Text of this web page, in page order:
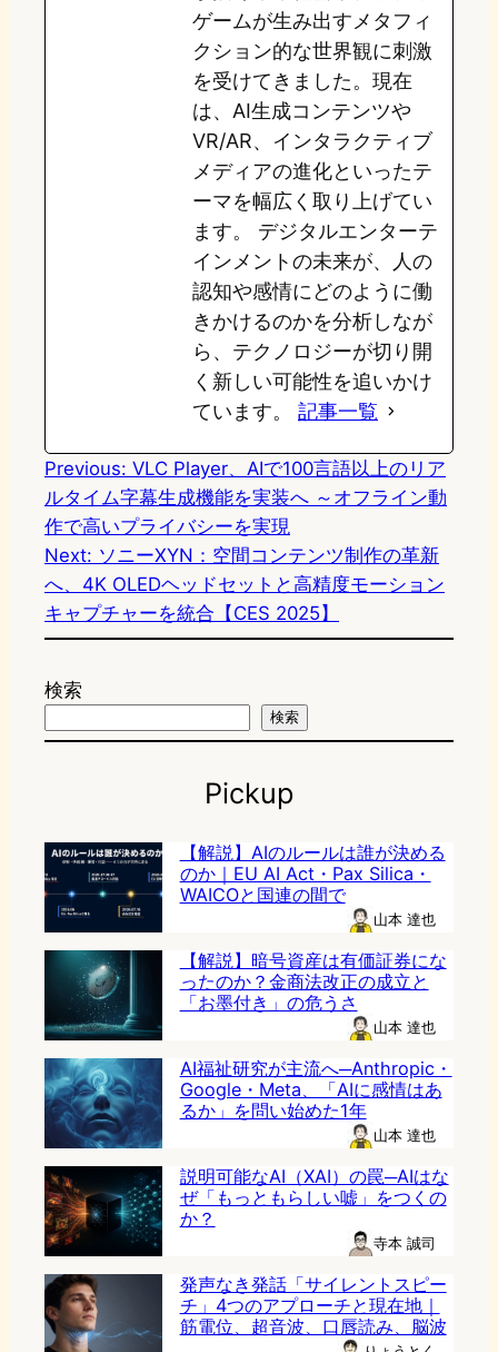
ゲームが生み出すメタフィ
クション的な世界観に刺激
を受けてきました。現在
は、AI生成コンテンツや
VR/AR、インタラクティブ
メディアの進化といったテ
ーマを幅広く取り上げてい
ます。 デジタルエンターテ
インメントの未来が、人の
認知や感情にどのように働
きかけるのかを分析しなが
ら、テクノロジーが切り開
く新しい可能性を追いかけ
ています。 記事一覧
Previous: VLC Player、AIで100言語以上のリア
ルタイム字幕生成機能を実装へ ～オフライン動
作で高いプライバシーを実現
Next: ソニーXYN：空間コンテンツ制作の革新
へ、4K OLEDヘッドセットと高精度モーション
キャプチャーを統合【CES 2025】
検索
検索
Pickup
【解説】AIのルールは誰が決める
のか｜EU AI Act・Pax Silica・
WAICOと国連の間で
山本 達也
【解説】暗号資産は有価証券にな
ったのか？金商法改正の成立と
「お墨付き」の危うさ
山本 達也
AI福祉研究が主流へ─Anthropic・
Google・Meta、「AIに感情はあ
るか」を問い始めた1年
山本 達也
説明可能なAI（XAI）の罠─AIはな
ぜ「もっともらしい嘘」をつくの
か？
寺本 誠司
発声なき発話「サイレントスピー
チ」4つのアプローチと現在地｜
筋電位、超音波、口唇読み、脳波